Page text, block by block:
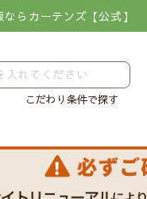
らカーテンズ【公式】
こだわり条件で探す